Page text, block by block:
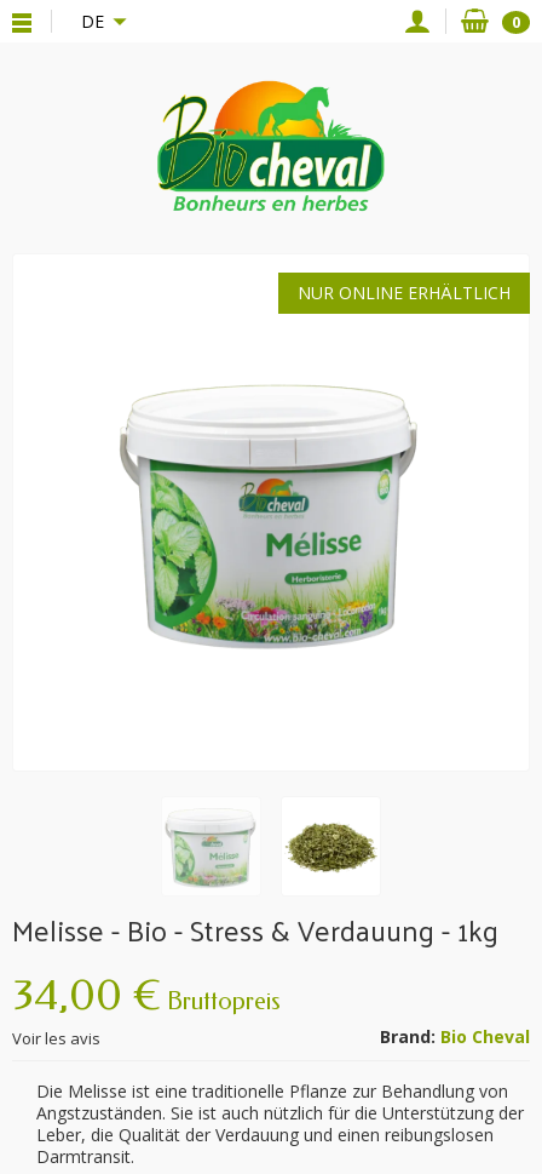
{**} DE 0
NUR ONLINE ERHÄLTLICH
Melisse - Bio - Stress & Verdauung - 1kg
Brand: Bio Cheval
34,00 € Bruttopreis
Voir les avis
Die Melisse ist eine traditionelle Pflanze zur Behandlung von
Angstzuständen. Sie ist auch nützlich für die Unterstützung der
Leber, die Qualität der Verdauung und einen reibungslosen
Darmtransit.